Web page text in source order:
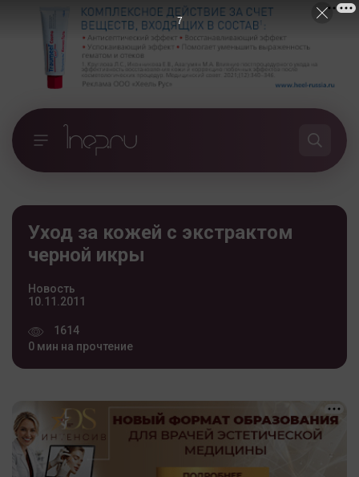
Уход за кожей с экстрактом
черной икры
Новость
10.11.2011
1614
0 мин на прочтение
7